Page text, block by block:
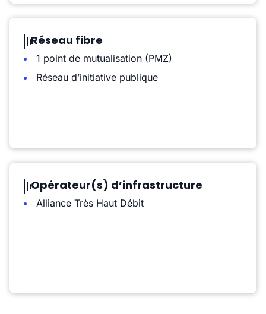
Réseau fibre
1 point de mutualisation (PMZ)
Réseau d’initiative publique
Opérateur(s) d’infrastructure
Alliance Très Haut Débit